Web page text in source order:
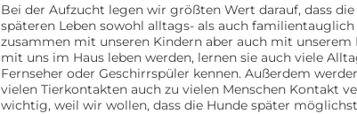
Bei der Aufzucht legen wir größten Wert darauf, dass
späteren Leben sowohl alltags- als auch
zusammen mit unseren Kindern aber auch mit unserem
mit uns im Haus leben werden, lernen sie auch viele
Fernseher oder Geschirrspüler kennen. Außerdem
vielen Tierkontakten auch zu vielen Menschen Kontakt
wichtig, weil wir wollen, dass die Hunde später